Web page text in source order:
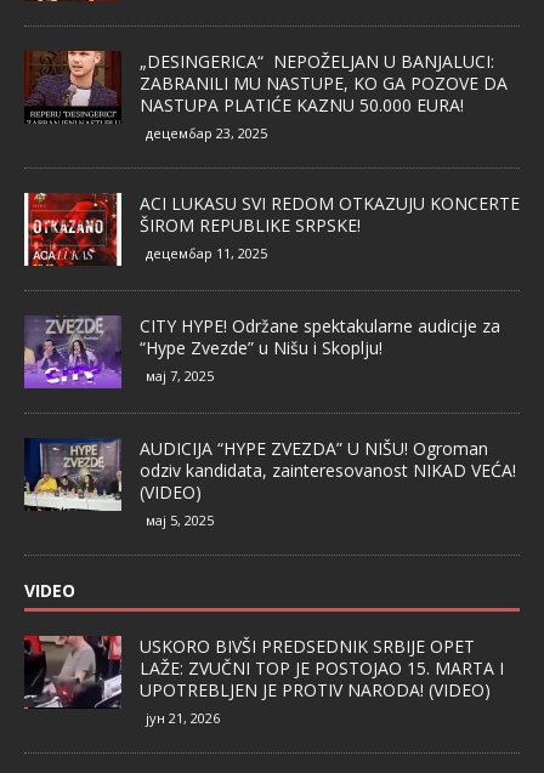
„DESINGERICA“ NEPOŽELJAN U BANJALUCI:
ZABRANILI MU NASTUPE, KO GA POZOVE DA
NASTUPA PLATIĆE KAZNU 50.000 EURA!
децембар 23, 2025
ACI LUKASU SVI REDOM OTKAZUJU KONCERTE
ŠIROM REPUBLIKE SRPSKE!
децембар 11, 2025
CITY HYPE! Održane spektakularne audicije za
“Hype Zvezde” u Nišu i Skoplju!
мај 7, 2025
AUDICIJA “HYPE ZVEZDA” U NIŠU! Ogroman
odziv kandidata, zainteresovanost NIKAD VEĆA!
(VIDEO)
мај 5, 2025
VIDEO
USKORO BIVŠI PREDSEDNIK SRBIJE OPET
LAŽE: ZVUČNI TOP JE POSTOJAO 15. MARTA I
UPOTREBLJEN JE PROTIV NARODA! (VIDEO)
јун 21, 2026